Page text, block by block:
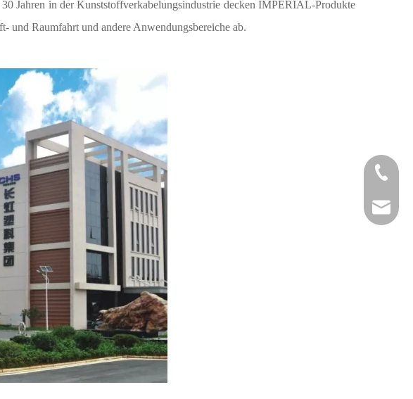
Jahren in der Kunststoffverkabelungsindustrie decken IMPERIAL-Produkte
Raumfahrt und andere Anwendungsbereiche ab.
+86 -
+86 -